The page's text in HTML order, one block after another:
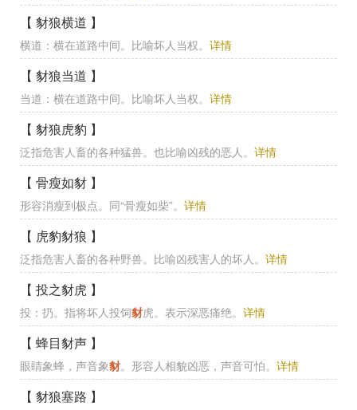
【 豺狼横道 】
横道：横在道路中间。比喻坏人当权。 详情
【 豺狼当道 】
当道：横在道路中间。比喻坏人当权。 详情
【 豺狼虎豹 】
泛指危害人畜的各种猛兽。也比喻凶残的恶人。 详情
【 骨瘦如豺 】
形容消瘦到极点。同“骨瘦如柴”。 详情
【 虎豹豺狼 】
泛指危害人畜的各种野兽。比喻凶残害人的坏人。 详情
【 投之豺虎 】
投：扔。指将坏人投饲豺虎。表示深恶痛绝。 详情
【 蜂目豺声 】
眼睛象蜂，声音象豺。形容人相貌凶恶，声音可怕。 详情
【 豺狼塞路 】